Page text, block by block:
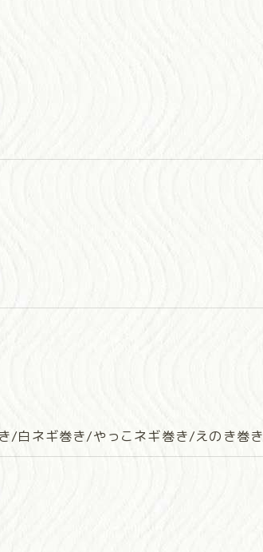
/白ネギ巻き/やっこネギ巻き/えのき巻き